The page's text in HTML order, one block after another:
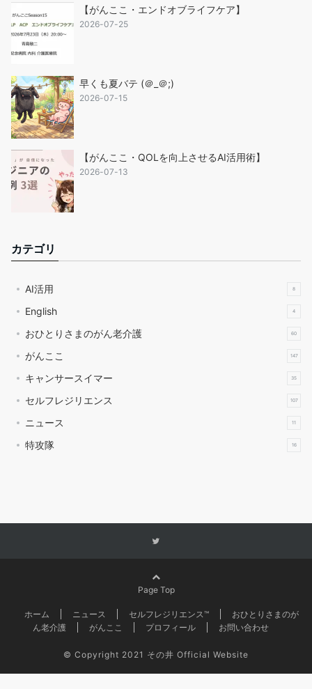
【がんここ・エンドオブライフケア】
2026-07-25
早くも夏バテ (＠_＠;)
2026-07-15
【がんここ・QOLを向上させるAI活用術】
2026-07-13
カテゴリ
AI活用 8
English 4
おひとりさまのがん老介護 60
がんここ 147
キャンサースイマー 35
セルフレジリエンス 107
ニュース 11
特攻隊 16
Page Top
ホーム ニュース セルフレジリエンス™
おひとりさまのが
ん老介護
がんここ プロフィール お問い合わせ
© Copyright 2021 その井 Official Website